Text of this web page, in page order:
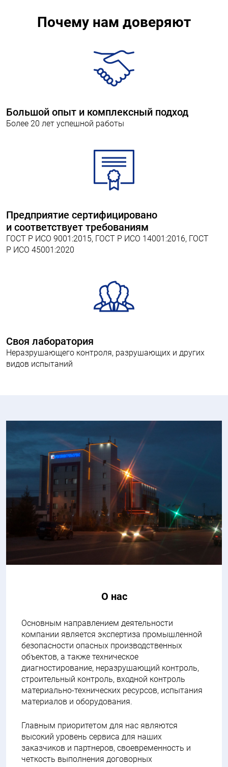
Почему нам доверяют
Большой опыт и комплексный подход
Более 20 лет успешной работы
Предприятие сертифицировано
и соответствует требованиям
ГОСТ Р ИСО 9001:2015, ГОСТ Р ИСО 14001:2016, ГОСТ
Р ИСО 45001:2020
Своя лаборатория
Неразрушающего контроля, разрушающих и других
видов испытаний
О нас
Основным направлением деятельности
компании является экспертиза промышленной
безопасности опасных производственных
объектов, а также техническое
диагностирование, неразрушающий контроль,
строительный контроль, входной контроль
материально-технических ресурсов, испытания
материалов и оборудования.
Главным приоритетом для нас являются
высокий уровень сервиса для наших
заказчиков и партнеров, своевременность и
четкость выполнения договорных